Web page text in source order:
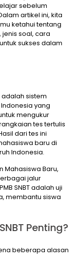
sebelum
artikel ini, kita
ketahui tentang
jenis soal, cara
sukses dalam
adalah sistem
yang
mengukur
tes tertulis
dari tes ini
baru di
Indonesia.
Mahasiswa Baru,
jalur
SNBT adalah uji
membantu siswa
Penting?
beberapa alasan